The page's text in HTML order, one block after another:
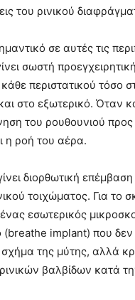
του ρινικού
σε αυτές τις
σωστή
περιστατικού τόσο
στο εξωτερικό. Όταν
του ρουθουνιού
η ροή του αέρα.
διορθωτική
τοιχώματος. Για το
ένας εσωτερικός
(breathe implant) που δεν
σχήμα της μύτης, αλλά
βαλβίδων κατά